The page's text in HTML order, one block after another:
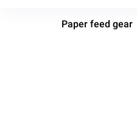
Paper feed gear